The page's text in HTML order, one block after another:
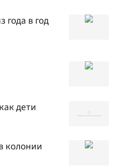
года в год
дети
колонии